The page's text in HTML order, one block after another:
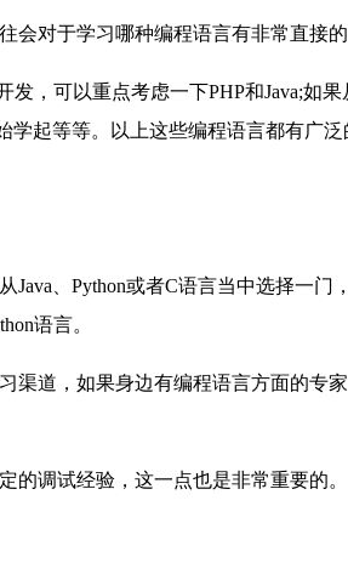
对于学习哪种编程语言有非常直接的
，可以重点考虑一下PHP和Java;如果
学起等等。以上这些编程语言都有广
、Python或者C语言当中选择一门
语言。
渠道，如果身边有编程语言方面的专
调试经验，这一点也是非常重要的。